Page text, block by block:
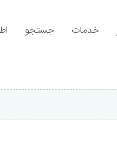
خدمات جستجو